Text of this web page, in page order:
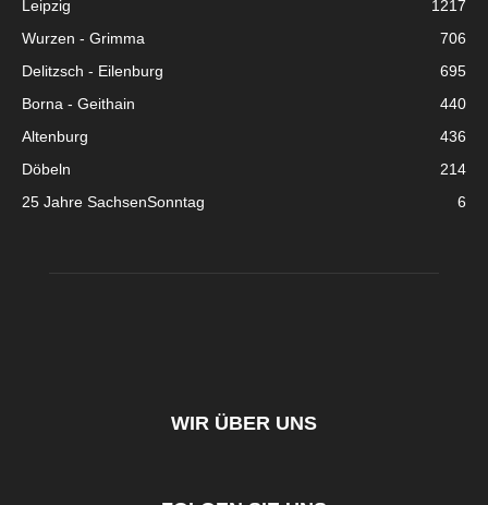
Leipzig
1217
Wurzen - Grimma
706
Delitzsch - Eilenburg
695
Borna - Geithain
440
Altenburg
436
Döbeln
214
25 Jahre SachsenSonntag
6
WIR ÜBER UNS